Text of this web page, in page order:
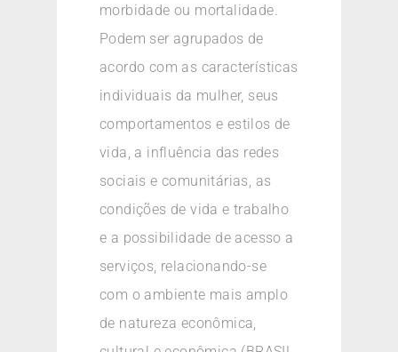
morbidade ou mortalidade.
Podem ser agrupados de
acordo com as características
individuais da mulher, seus
comportamentos e estilos de
vida, a influência das redes
sociais e comunitárias, as
condições de vida e trabalho
e a possibilidade de acesso a
serviços, relacionando-se
com o ambiente mais amplo
de natureza econômica,